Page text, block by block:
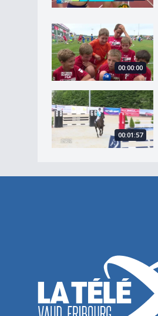
Le FC La Sionge au
00:00:00
La cavalière Emilie
00:01:57